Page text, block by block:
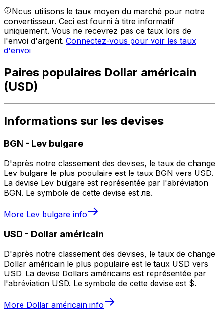
Nous utilisons le taux moyen du marché pour notre
convertisseur. Ceci est fourni à titre informatif
uniquement. Vous ne recevrez pas ce taux lors de
l'envoi d'argent. Connectez-vous pour voir les taux
d'envoi
Paires populaires Dollar américain
(USD)
Informations sur les devises
BGN - Lev bulgare
D'après notre classement des devises, le taux de change
Lev bulgare le plus populaire est le taux BGN vers USD.
La devise Lev bulgare est représentée par l'abréviation
BGN. Le symbole de cette devise est лв.
More Lev bulgare info
USD - Dollar américain
D'après notre classement des devises, le taux de change
Dollar américain le plus populaire est le taux USD vers
USD. La devise Dollars américains est représentée par
l'abréviation USD. Le symbole de cette devise est $.
More Dollar américain info